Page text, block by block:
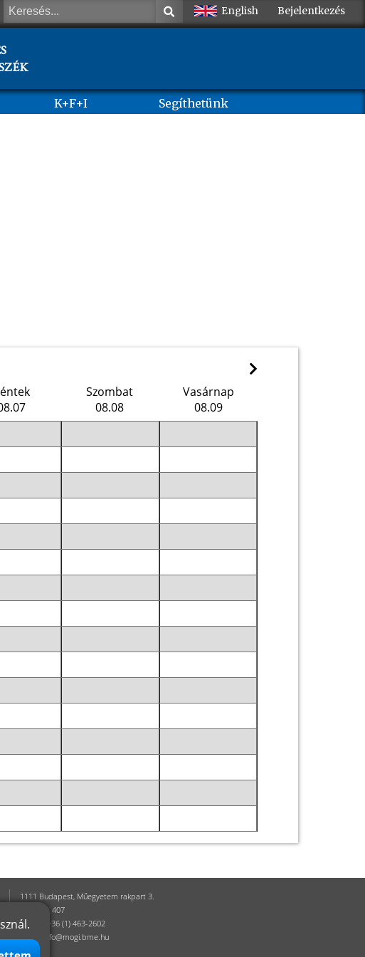
English Bejelentkezés
K+F+I Segíthetünk
Szombat
08.08
Vasárnap
08.09
1111 Budapest, Műegyetem rakpart 3.
D épület 407
Telefon:+36 (1) 463-2602
E-mail:info@mogi.bme.hu